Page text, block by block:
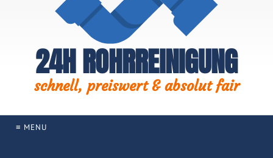
24H ROHRREINIGUNG
schnell, preiswert & absolut fair
≡ MENU